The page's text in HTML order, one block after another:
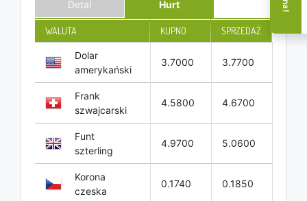
Detal Hurt
WALUTA KUPNO SPRZEDAŻ
Dolar
amerykański
3.7000 3.7700
Frank
szwajcarski
4.5800 4.6700
Funt
szterling
4.9700 5.0600
Korona
czeska
0.1740 0.1850